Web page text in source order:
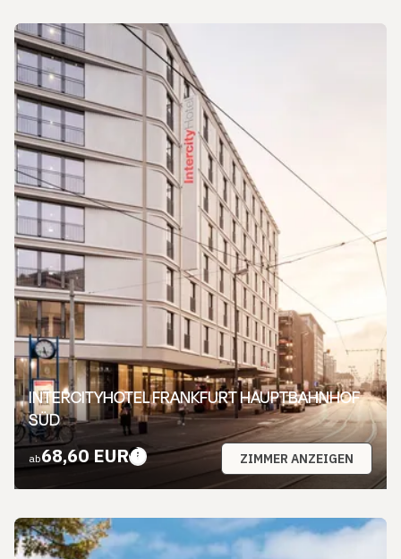
INTERCITYHOTEL FRANKFURT HAUPTBAHNHOF
SÜD
ab68,60 EUR ZIMMER ANZEIGEN